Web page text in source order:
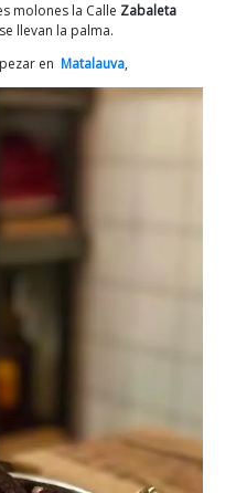
molones la Calle Zabaleta
llevan la palma.
en Matalauva,